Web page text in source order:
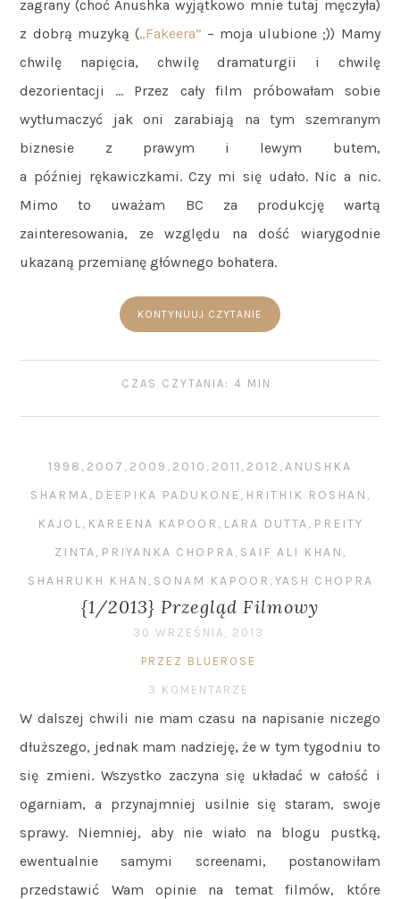
zagrany (choć Anushka wyjątkowo mnie tutaj męczyła)
z dobrą muzyką („Fakeera” – moja ulubione ;)) Mamy
chwilę napięcia, chwilę dramaturgii i chwilę
dezorientacji … Przez cały film próbowałam sobie
wytłumaczyć jak oni zarabiają na tym szemranym
biznesie z prawym i lewym butem,
a później rękawiczkami. Czy mi się udało. Nic a nic.
Mimo to uważam BC za produkcję wartą
zainteresowania, ze względu na dość wiarygodnie
ukazaną przemianę głównego bohatera.
KONTYNUUJ CZYTANIE
CZAS CZYTANIA: 4 MIN
1998 , 2007 , 2009 , 2010 , 2011 , 2012 ,ANUSHKA
SHARMA, DEEPIKA PADUKONE, HRITHIK ROSHAN ,
KAJOL, KAREENA KAPOOR , LARA DUTTA, PREITY
ZINTA, PRIYANKA CHOPRA, SAIF ALI KHAN ,
SHAHRUKH KHAN , SONAM KAPOOR ,YASH CHOPRA
{1/2013} Przegląd Filmowy
30 WRZEŚNIA, 2013
PRZEZ BLUEROSE
3 KOMENTARZE
W dalszej chwili nie mam czasu na napisanie niczego
dłuższego, jednak mam nadzieję, że w tym tygodniu to
się zmieni. Wszystko zaczyna się układać w całość i
ogarniam, a przynajmniej usilnie się staram, swoje
sprawy. Niemniej, aby nie wiało na blogu pustką,
ewentualnie samymi screenami, postanowiłam
przedstawić Wam opinie na temat filmów, które